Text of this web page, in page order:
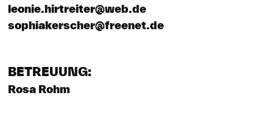
leonie.hirtreiter@web.de
sophiakerscher@freenet.de
BETREUUNG:
Rosa Rohm